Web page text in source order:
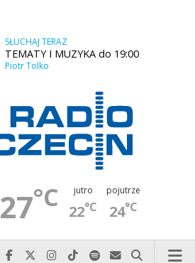
SŁUCHAJ TERAZ
TEMATY I MUZYKA do 19:00
Piotr Tolko
27°C jutro
22°C
pojutrze
24°C
Najlepiej po prostu do nas zadzwoń
Odwiedź nas na Facebook-u
Odwiedź nas na X
Odwiedź nas na Instagram-ie
Odwiedź nas na TikTok-u
Szukaj nas na Spotify
Wyślij do nas
Szukaj